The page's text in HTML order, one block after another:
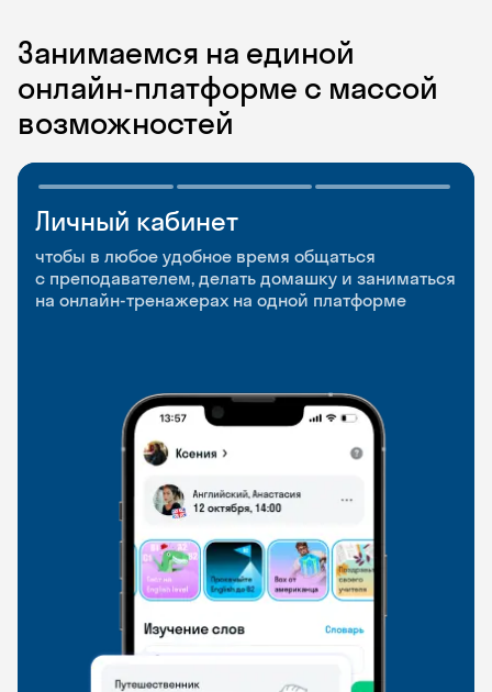
Занимаемся на единой
онлайн-платформе с массой
возможностей
Личный кабинет
чтобы в любое удобное время общаться
с преподавателем, делать домашку и заниматься
на онлайн-тренажерах на одной платформе
Мобильное
приложение
чтобы заниматься и изучать новые слова где
и когда удобно
Разговорные клубы
и Talks
Групповые занятия для разговорной практики
и индивидуальные встречи с преподавателями